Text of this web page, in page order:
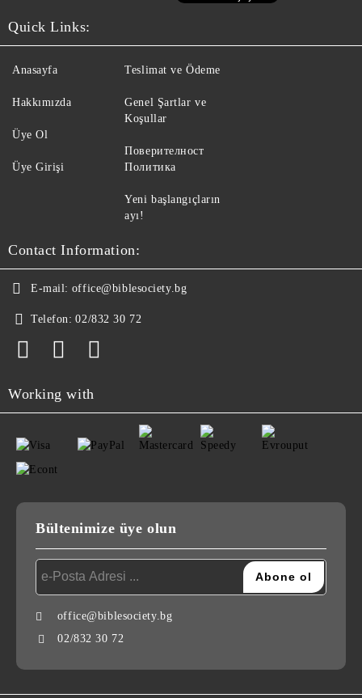
Quick Links:
Anasayfa
Hakkımızda
Üye Ol
Üye Girişi
Teslimat ve Ödeme
Genel Şartlar ve
Koşullar
Поверителност
Политика
Yeni başlangıçların
ayı!
Contact Information:
E-mail: office@biblesociety.bg
Telefon: 02/832 30 72
Working with
Bültenimize üye olun
office@biblesociety.bg
02/832 30 72